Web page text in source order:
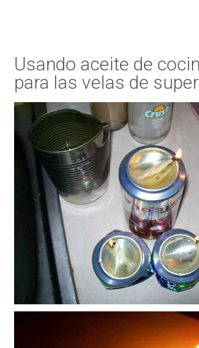
Usando aceite de
para las velas de